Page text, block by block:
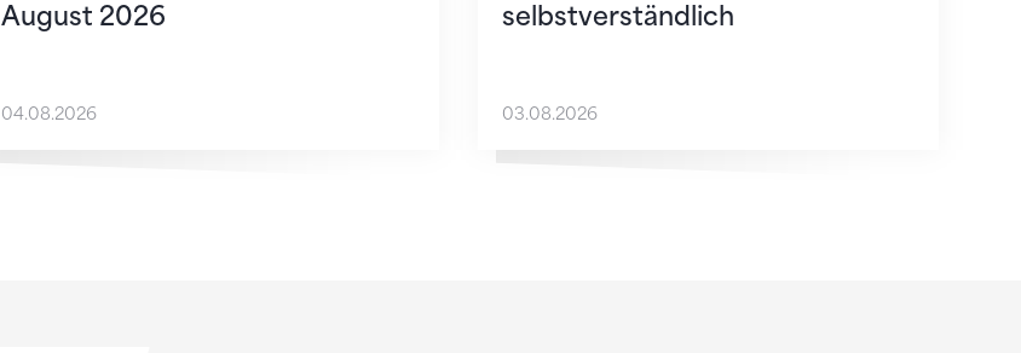
August 2026
04.08.2026
selbstverständlich
03.08.2026